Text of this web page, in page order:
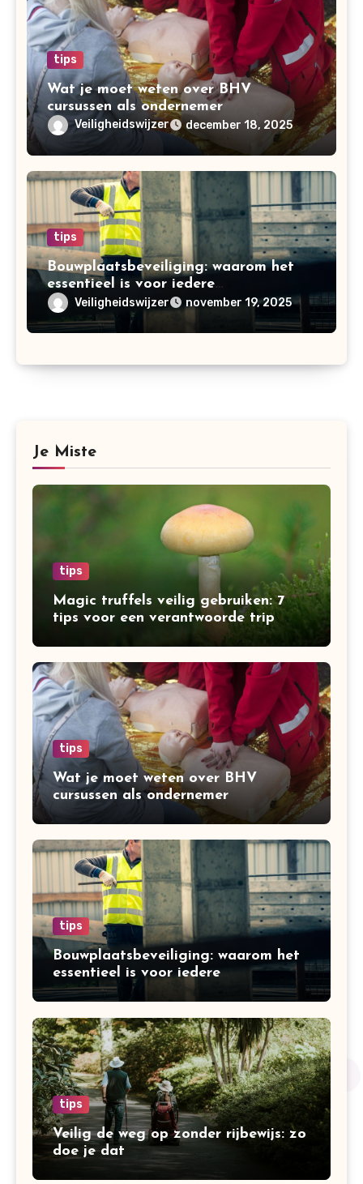
tips
Wat je moet weten over BHV
cursussen als ondernemer
Veiligheidswijzer december 18, 2025
tips
Bouwplaatsbeveiliging: waarom het
essentieel is voor iedere
bouwonderneming
Veiligheidswijzer november 19, 2025
Je Miste
tips
Magic truffels veilig gebruiken: 7
tips voor een verantwoorde trip
tips
Wat je moet weten over BHV
cursussen als ondernemer
tips
Bouwplaatsbeveiliging: waarom het
essentieel is voor iedere
bouwonderneming
tips
Veilig de weg op zonder rijbewijs: zo
doe je dat